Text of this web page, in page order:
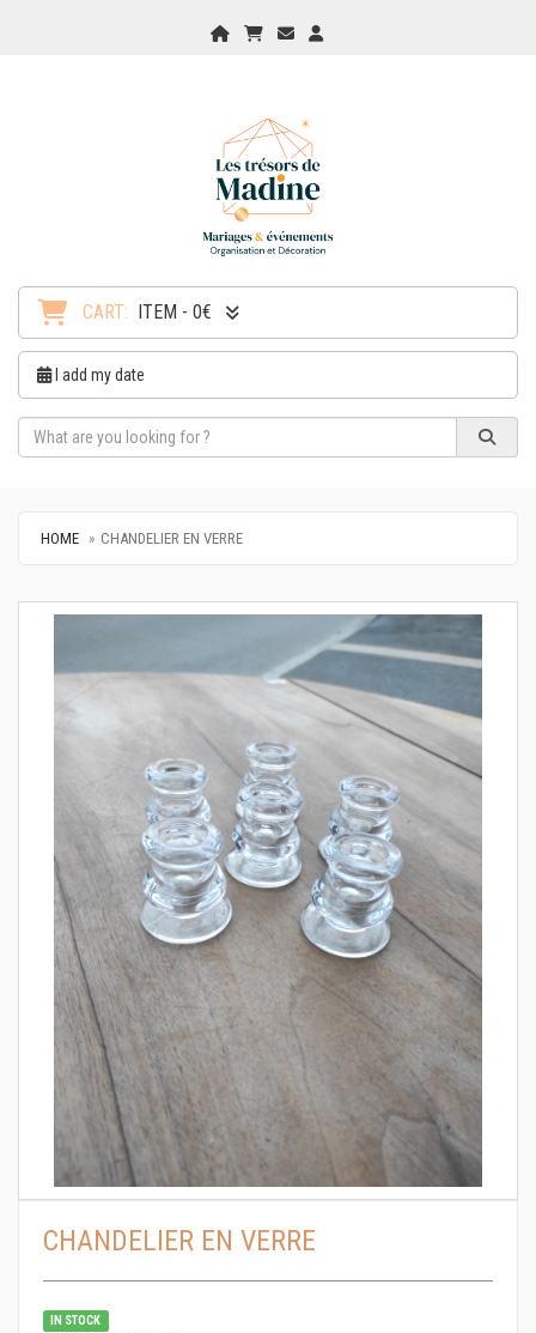
Home My CartCheckout
CART: ITEM - 0€
I add my date
HOME CHANDELIER EN VERRE
CHANDELIER EN VERRE
IN STOCK